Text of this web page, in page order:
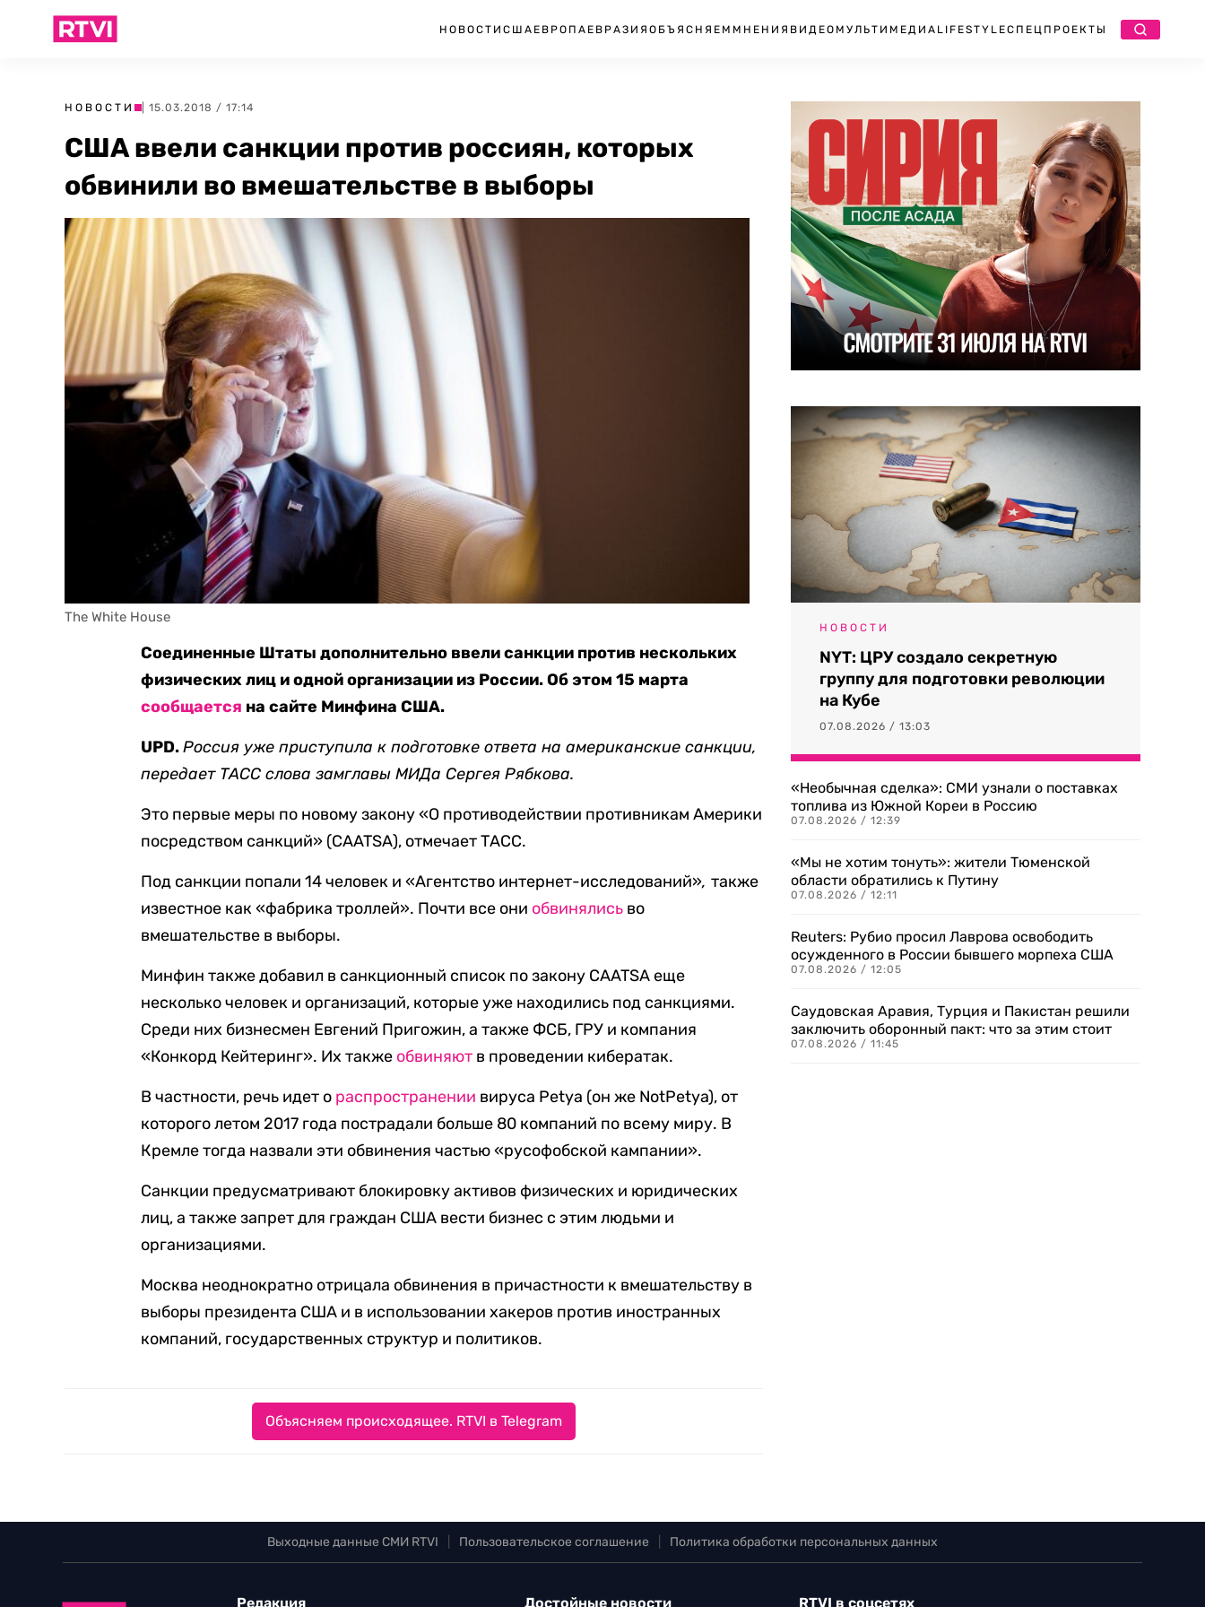
НОВОСТИ США ЕВРОПА ЕВРАЗИЯ ОБЪЯСНЯЕМ МНЕНИЯ ВИДЕО МУЛЬТИМЕДИА LIFESTYLEСПЕЦПРОЕКТЫ
НОВОСТИ | 15.03.2018 / 17:14
США ввели санкции против россиян, которых
обвинили во вмешательстве в выборы
The White House
Соединенные Штаты дополнительно ввели санкции против нескольких
физических лиц и одной организации из России. Об этом 15 марта
сообщается на сайте Минфина США.
UPD. Россия уже приступила к подготовке ответа на американские санкции,
передает ТАСС слова замглавы МИДа Сергея Рябкова.
Это первые меры по новому закону «О противодействии противникам Америки
посредством санкций» (CAATSA), отмечает ТАСС.
Под санкции попали 14 человек и «Агентство интернет-исследований»,также
известное как «фабрика троллей». Почти все они обвинялись во
вмешательстве в выборы.
Минфин также добавил в санкционный список по закону CAATSA еще
несколько человек и организаций, которые уже находились под санкциями.
Среди них бизнесмен Евгений Пригожин, а также ФСБ, ГРУ и компания
«Конкорд Кейтеринг». Их также обвиняют в проведении кибератак.
В частности, речь идет о распространении вируса Petya (он же NotPetya), от
которого летом 2017 года пострадали больше 80 компаний по всему миру. В
Кремле тогда назвали эти обвинения частью «русофобской кампании».
Санкции предусматривают блокировку активов физических и юридических
лиц, а также запрет для граждан США вести бизнес с этим людьми и
организациями.
Москва неоднократно отрицала обвинения в причастности к вмешательству в
выборы президента США и в использовании хакеров против иностранных
компаний, государственных структур и политиков.
Объясняем происходящее. RTVI в Telegram
НОВОСТИ
NYT: ЦРУ создало секретную
группу для подготовки революции
на Кубе
07.08.2026 / 13:03
«Необычная сделка»: СМИ узнали о поставках
топлива из Южной Кореи в Россию
07.08.2026 / 12:39
«Мы не хотим тонуть»: жители Тюменской
области обратились к Путину
07.08.2026 / 12:11
Reuters: Рубио просил Лаврова освободить
осужденного в России бывшего морпеха США
07.08.2026 / 12:05
Саудовская Аравия, Турция и Пакистан решили
заключить оборонный пакт: что за этим стоит
07.08.2026 / 11:45
Выходные данные СМИ RTVI Пользовательское соглашение Политика обработки персональных данных
Редакция Достойные новости RTVI в соцсетях